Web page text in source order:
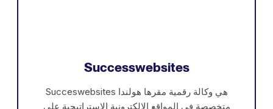
Successwebsites
Succeswebsites هي وكالة رقمية مقرها هولندا
متخصصة في المواقع الإلكترونية الاستراتيجية على